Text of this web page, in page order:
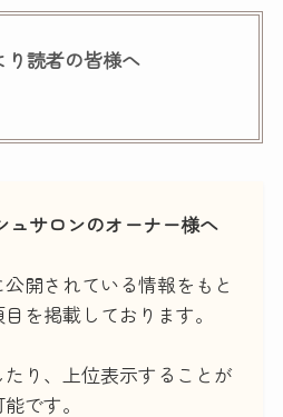
り読者の皆様へ
ュサロンのオーナー様へ
開されている情報をもと
を掲載しております。
り、上位表示することが
です。